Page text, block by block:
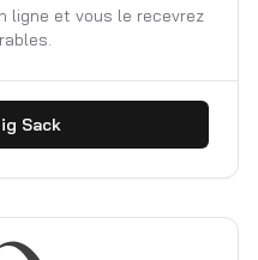
ligne et vous le recevrez
Sack